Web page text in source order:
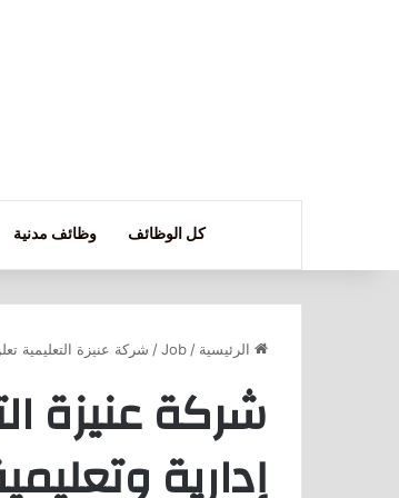
كل الوظائف وظائف مدنية
الرئيسية /
Job
/ شركة عنيزة التعليمية
شركة عنيزة
إدارية